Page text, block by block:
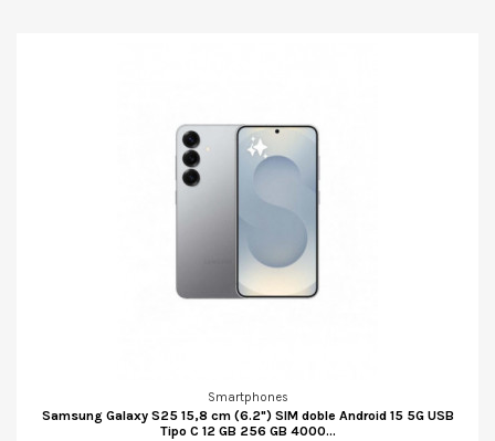
Smartphones
Samsung Galaxy S25 15,8 cm (6.2") SIM doble Android 15 5G USB
Tipo C 12 GB 256 GB 4000...